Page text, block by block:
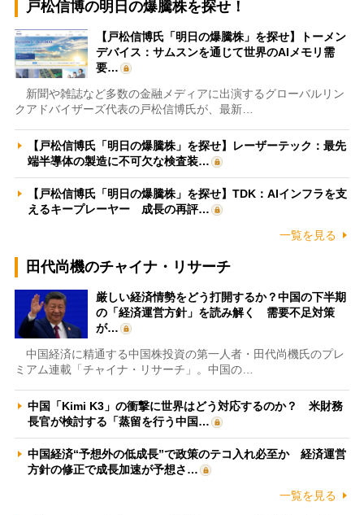
戸松信博の明日の爆騰株を探せ！
【戸松信博氏「明日の爆騰株」を探せ】トーメン
デバイス：サムスンを通じて世界のAIメモリ需
要…
新聞や雑誌など多数の金融メディアに出演するグローバルリン
クアドバイザーズ代表の戸松信博氏が、最新…
【戸松信博氏「明日の爆騰株」を探せ】レーザーテック：最先
端半導体の製造に不可欠な検査装…
【戸松信博氏「明日の爆騰株」を探せ】TDK：AIインフラを支
えるキープレーヤー 成長の再評…
一覧を見る
田代尚機のチャイナ・リサーチ
厳しい経済情勢をどう打開するか？中国の下半期
の「経済運営方針」を読み解く 需要不足対策
が…
中国経済に精通する中国株投資の第一人者・田代尚機氏のプレ
ミアム連載「チャイナ・リサーチ」。中国の…
中国「Kimi K3」の衝撃に世界はどう対応するのか？ 米財務
長官が検討する「蒸留を行う中国…
中国経済“予想外の低成長”で政策のテコ入れ必至か 経済運営
方針の修正で成長加速が予想さ…
一覧を見る